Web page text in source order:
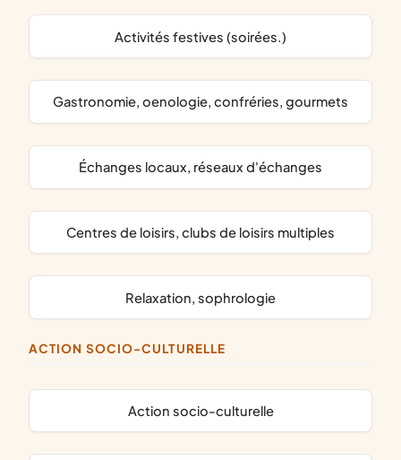
activités festives (soirées.)
gastronomie, oenologie, confréries, gourmets
échanges locaux, réseaux d'échanges
centres de loisirs, clubs de loisirs multiples
relaxation, sophrologie
ACTION SOCIO-CULTURELLE
action socio-culturelle